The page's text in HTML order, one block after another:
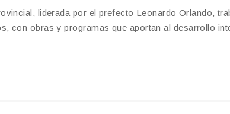
liderada por el prefecto Leonardo Orlando,
con obras y programas que aportan al desarrollo